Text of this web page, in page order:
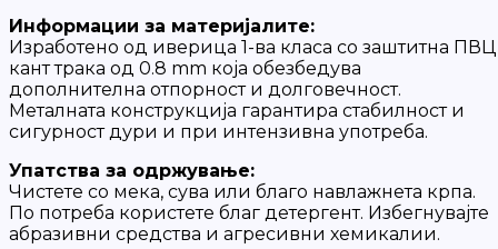
Информации за материјалите:
Изработено од иверица 1-ва класа со заштитна ПВЦ
кант трака од 0.8 mm која обезбедува
дополнителна отпорност и долговечност.
Металната конструкција гарантира стабилност и
сигурност дури и при интензивна употреба.
Упатства за одржување:
Чистете со мека, сува или благо навлажнета крпа.
По потреба користете благ детергент. Избегнувајте
абразивни средства и агресивни хемикалии.